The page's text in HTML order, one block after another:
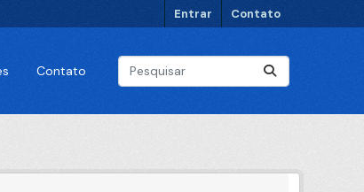
Entrar Contato
Contato